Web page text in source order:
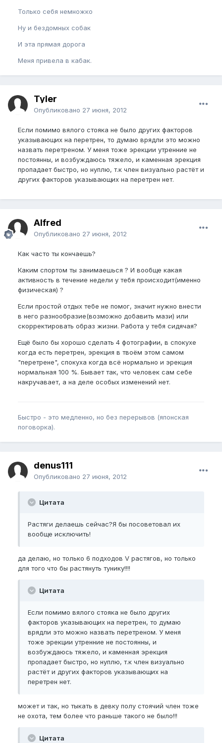
Только себя немножко
Ну и бездомных собак
И эта прямая дорога
Меня привела в кабак.
Tyler
Опубликовано 27 июня, 2012
Если помимо вялого стояка не было других факторов
указывающих на перетрен, то думаю врядли это можно
назвать перетреном. У меня тоже эрекции утренние не
постоянны, и возбуждаюсь тяжело, и каменная эрекция
пропадает быстро, но нуплю, т.к член визуально растёт и
других факторов указывающих на перетрен нет.
Alfred
Опубликовано 27 июня, 2012
Как часто ты кончаешь?
Каким спортом ты занимаешься ? И вообще какая
активность в течение недели у тебя происходит(именно
физическая) ?
Если простой отдых тебе не помог, значит нужно внести
в него разнообразие(возможно добавить мази) или
скорректировать образ жизни. Работа у тебя сидячая?
Ещё было бы хорошо сделать 4 фотографии, в спокухе
когда есть перетрен, эрекция в твоём этом самом
"перетрене", спокуха когда всё нормально и эрекция
нормальная 100 %. Бывает так, что человек сам себе
накручавает, а на деле особых изменений нет.
Быстро - это медленно, но без перерывов (японская
поговорка).
denus111
Опубликовано 27 июня, 2012
Цитата
Растяги делаешь сейчас?Я бы посоветовал их
вообще исключить!
да делаю, но только 6 подходов V растягов, но только
для того что бы растянуть тунику!!!!
Цитата
Если помимо вялого стояка не было других
факторов указывающих на перетрен, то думаю
врядли это можно назвать перетреном. У меня
тоже эрекции утренние не постоянны, и
возбуждаюсь тяжело, и каменная эрекция
пропадает быстро, но нуплю, т.к член визуально
растёт и других факторов указывающих на
перетрен нет.
может и так, но тыкать в девку полу стоячий член тоже
не охота, тем более что раньше такого не было!!!
Цитата